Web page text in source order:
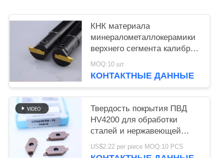
КНК материала
минералометаллокерамики
верхнего сегмента калибруя
обслуживание ОДМ ранга
ИСО вставки П10 П20
MOQ:10 шт
КОНТАКТНЫЕ ДАННЫЕ
Твердость покрытия ПВД
HV4200 для обработки
сталей и нержавеющей
стали CTPA070FRN-TH
индексируемые вставки
US$2.22 per piece MOQ:10 PCS